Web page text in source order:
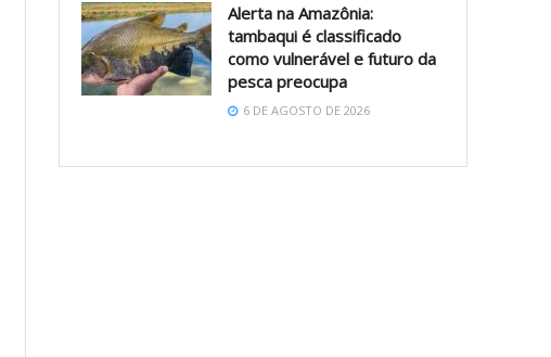
Alerta na Amazônia:
tambaqui é classificado
como vulnerável e futuro da
pesca preocupa
6 DE AGOSTO DE 2026